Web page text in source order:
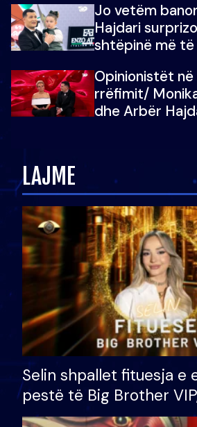
çoja luftën time
Jo vetëm
Hajdari
shtëpinë më
vajzën e tij
Opinionistët
rrëfimit/
dhe Arbër
LAJME
Selin shpallet fituesja e
pestë të Big Brother
çmimin e madh prej